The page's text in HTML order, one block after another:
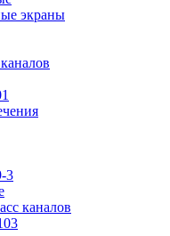
экраны
3
каналов